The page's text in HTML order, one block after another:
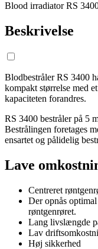
Blood irradiator RS
Beskrivelse
Blodbestråler RS 3400
kompakt størrelse med
kapaciteten forandres.
RS 3400 bestråler på 5
Bestrålingen foretages
ensartet og pålidelig
Lave
Centreret
Der opnås
røntgenrøret.
Lang livslængde
Lav
Høj sikkerhed